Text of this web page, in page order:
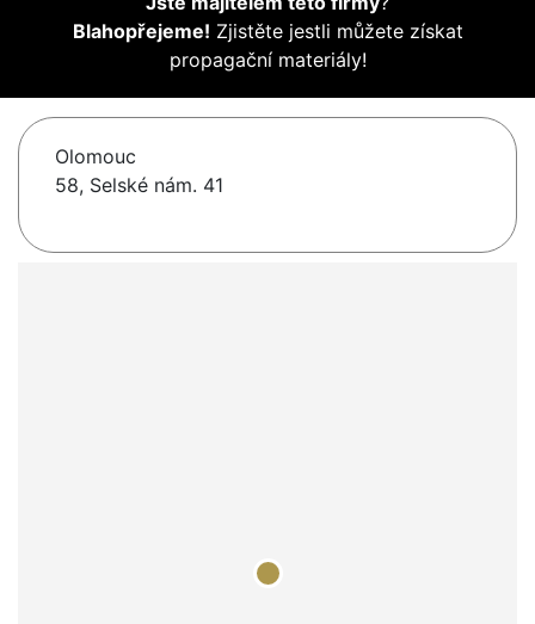
Blahopřejeme! Zjistěte jestli můžete získat
propagační materiály!
Olomouc
58, Selské nám. 41